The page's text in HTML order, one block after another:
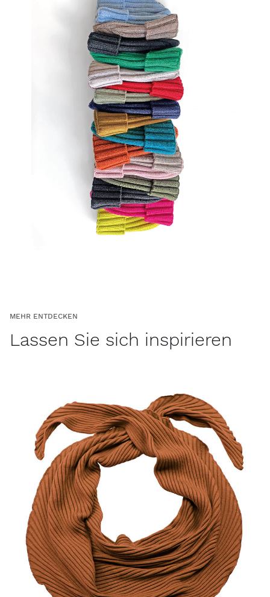
MEHR ENTDECKEN
Lassen Sie sich inspirieren